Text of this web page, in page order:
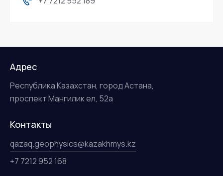
Адрес
Республика Казахстан, город Астана,
проспект Мангилик ел, 52а
Контакты
qazaq.geophysics@kazakhmys.kz
+7 7212 952 168